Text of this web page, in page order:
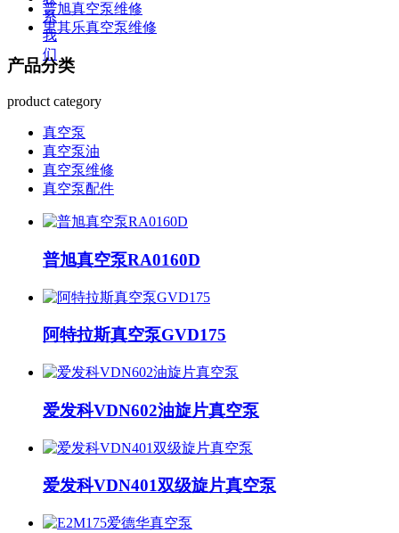
系
我
们
普旭真空泵维修
里其乐真空泵维修
产品分类
product category
真空泵
真空泵油
真空泵维修
真空泵配件
普旭真空泵RA0160D
阿特拉斯真空泵GVD175
爱发科VDN602油旋片真空泵
爱发科VDN401双级旋片真空泵